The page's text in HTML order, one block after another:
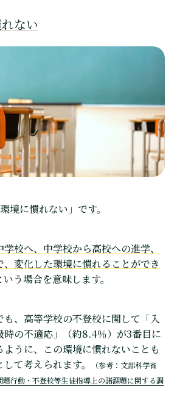
ない
境に慣れない」です。
校へ、中学校から高校への進学、
変化した環境に慣れることができ
いう場合を意味します。
、高等学校の不登校に関して「入
時の不適応」（約8.4％）が3番目に
うに、この環境に慣れないことも
て考えられます。
（参考：文部科学省
行動・不登校等生徒指導上の諸課題に関する調